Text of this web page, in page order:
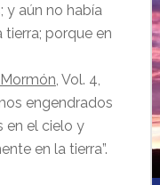
y aún no había
tierra; porque en
, Vol. 4,
engendrados
en el cielo y
en la tierra”.